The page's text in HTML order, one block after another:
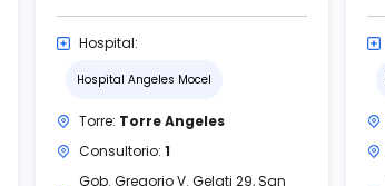
Hospital:
Hospital Angeles Mocel
Torre: Torre Angeles
Consultorio: 1
Gob. Gregorio V. Gelati 29, San